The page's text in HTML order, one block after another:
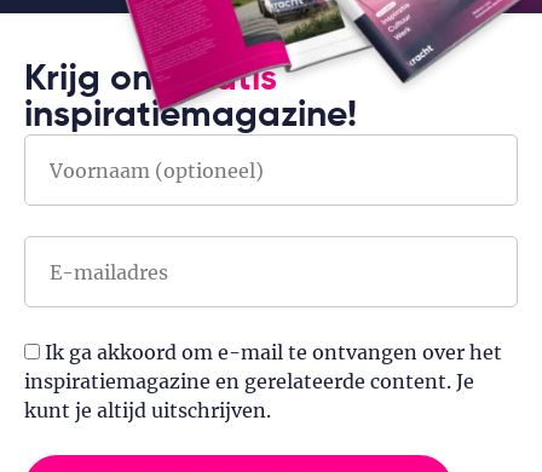
Krijg ons
gratis
inspiratiemagazine!
Ik ga akkoord om e-mail te ontvangen over het
inspiratiemagazine en gerelateerde content. Je
kunt je altijd uitschrijven.